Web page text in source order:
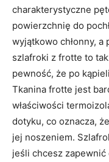
charakterystyczne
powierzchnię do
wyjątkowo chłonny,
szlafroki z frotte to
pewność, że po
Tkanina frotte jest
właściwości
dotyku, co oznacza,
jej noszeniem.
jeśli chcesz zapewnić